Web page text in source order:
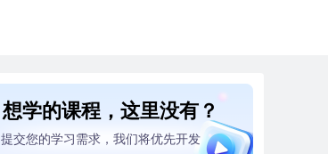
想学的课程，这里没有？
提交您的学习需求，我们将优先开发